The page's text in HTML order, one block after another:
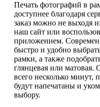
Печать фотографий в
доступнее благодаря
заказ можно не выходя
наш сайт или
приложением.
быстро и удобно
рамки, а также
глянцевая или матовая.
всего несколько минут,
будут напечатаны и
выбору.